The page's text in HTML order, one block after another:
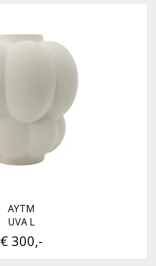
AYTM
UVA L
€ 300,-